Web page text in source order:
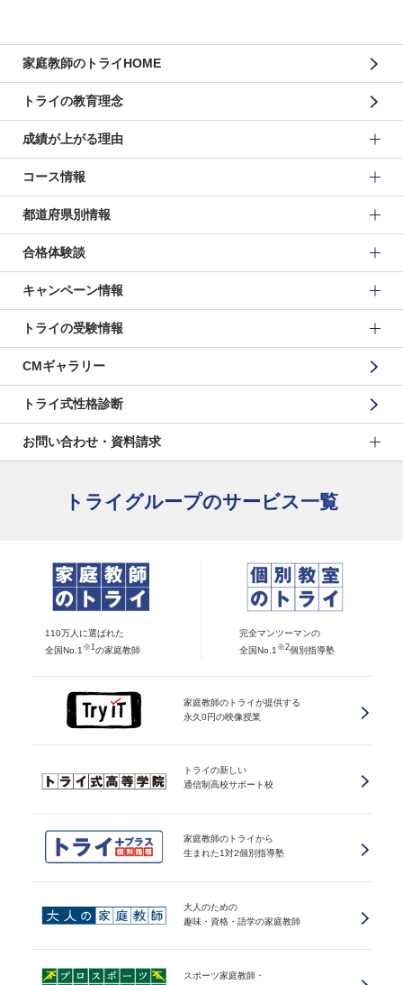
家庭教師のトライHOME
トライの教育理念
成績が上がる理由
コース情報
都道府県別情報
合格体験談
キャンペーン情報
トライの受験情報
CMギャラリー
トライ式性格診断
お問い合わせ・資料請求
トライグループのサービス一覧
110万人に選ばれた
全国No.1 ※1 の家庭教師
完全マンツーマンの
全国No.1 ※2個別指導塾
家庭教師のトライが提供する
永久0円の映像授業
トライの新しい
通信制高校サポート校
家庭教師のトライから
生まれた1対2個別指導塾
大人のための
趣味・資格・語学の家庭教師
スポーツ家庭教師・